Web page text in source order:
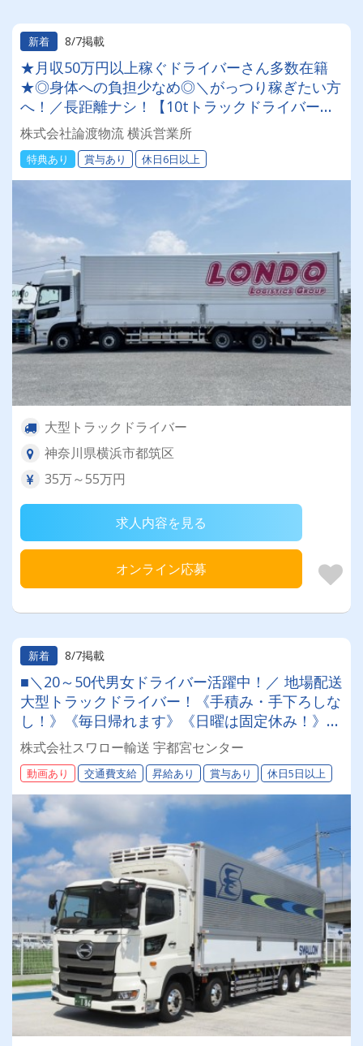
新着 8/7掲載
★月収50万円以上稼ぐドライバーさん多数在籍
★◎身体への負担少なめ◎＼がっつり稼ぎたい方
へ！／長距離ナシ！【10tトラックドライバー】
#無料の保養所あり #賞与年2回 ＼入社祝い金10
万円支給／女性ドライバーも活躍中！
株式会社論渡物流 横浜営業所
特典あり 賞与あり 休日6日以上
大型トラックドライバー
神奈川県横浜市都筑区
35万～55万円
求人内容を見る
オンライン応募
新着 8/7掲載
■＼20～50代男女ドライバー活躍中！／ 地場配送
大型トラックドライバー！《手積み・手下ろしな
し！》《毎日帰れます》《日曜は固定休み！》超
絶らくらく運転♪
株式会社スワロー輸送 宇都宮センター
動画あり 交通費支給 昇給あり 賞与あり 休日5日以上